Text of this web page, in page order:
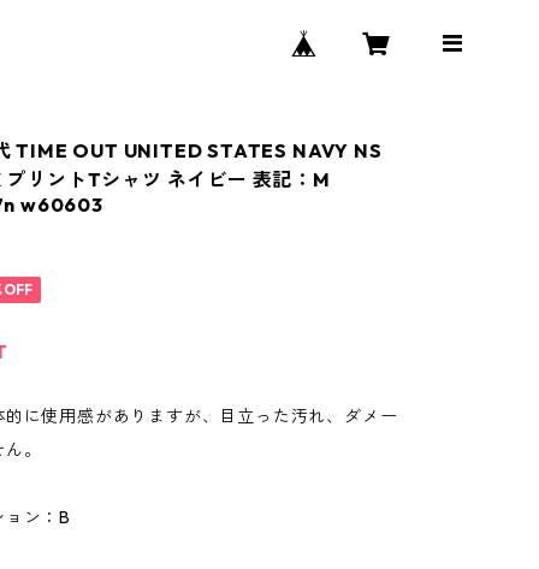
TIME OUT UNITED STATES NAVY NS
プリントTシャツ ネイビー 表記：M
w60603
に使用感がありますが、目立った汚れ、ダメー
。
ン：B